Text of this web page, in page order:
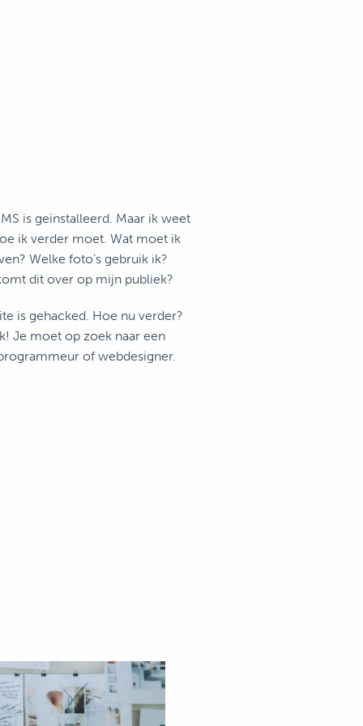
is geïnstalleerd. Maar ik weet
ik verder moet. Wat moet ik
Welke foto’s gebruik ik?
dit over op mijn publiek?
is gehacked. Hoe nu verder?
Je moet op zoek naar een
of webdesigner.